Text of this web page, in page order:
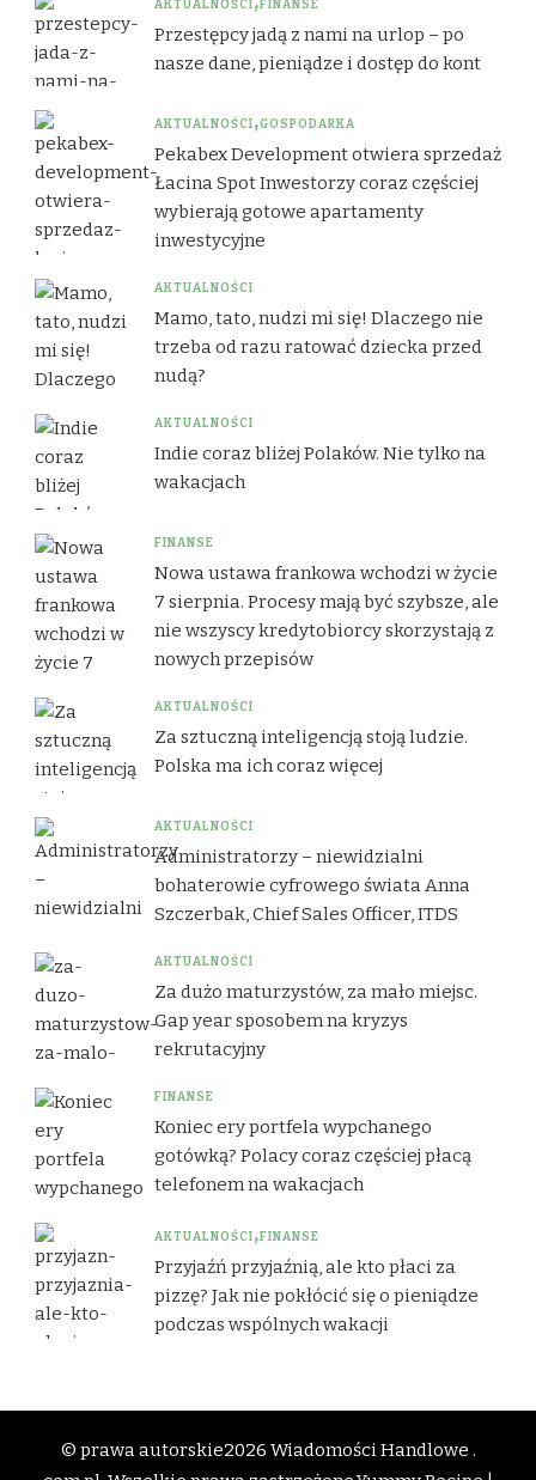
AKTUALNOŚCI FINANSE
Przestępcy jadą z nami na urlop – po
nasze dane, pieniądze i dostęp do kont
AKTUALNOŚCI GOSPODARKA
Pekabex Development otwiera sprzedaż
Łacina Spot Inwestorzy coraz częściej
wybierają gotowe apartamenty
inwestycyjne
AKTUALNOŚCI
Mamo, tato, nudzi mi się! Dlaczego nie
trzeba od razu ratować dziecka przed
nudą?
AKTUALNOŚCI
Indie coraz bliżej Polaków. Nie tylko na
wakacjach
FINANSE
Nowa ustawa frankowa wchodzi w życie
7 sierpnia. Procesy mają być szybsze, ale
nie wszyscy kredytobiorcy skorzystają z
nowych przepisów
AKTUALNOŚCI
Za sztuczną inteligencją stoją ludzie.
Polska ma ich coraz więcej
AKTUALNOŚCI
Administratorzy – niewidzialni
bohaterowie cyfrowego świata Anna
Szczerbak, Chief Sales Officer, ITDS
AKTUALNOŚCI
Za dużo maturzystów, za mało miejsc.
Gap year sposobem na kryzys
rekrutacyjny
FINANSE
Koniec ery portfela wypchanego
gotówką? Polacy coraz częściej płacą
telefonem na wakacjach
AKTUALNOŚCI FINANSE
Przyjaźń przyjaźnią, ale kto płaci za
pizzę? Jak nie pokłócić się o pieniądze
podczas wspólnych wakacji
© prawa autorskie2026 Wiadomości Handlowe .